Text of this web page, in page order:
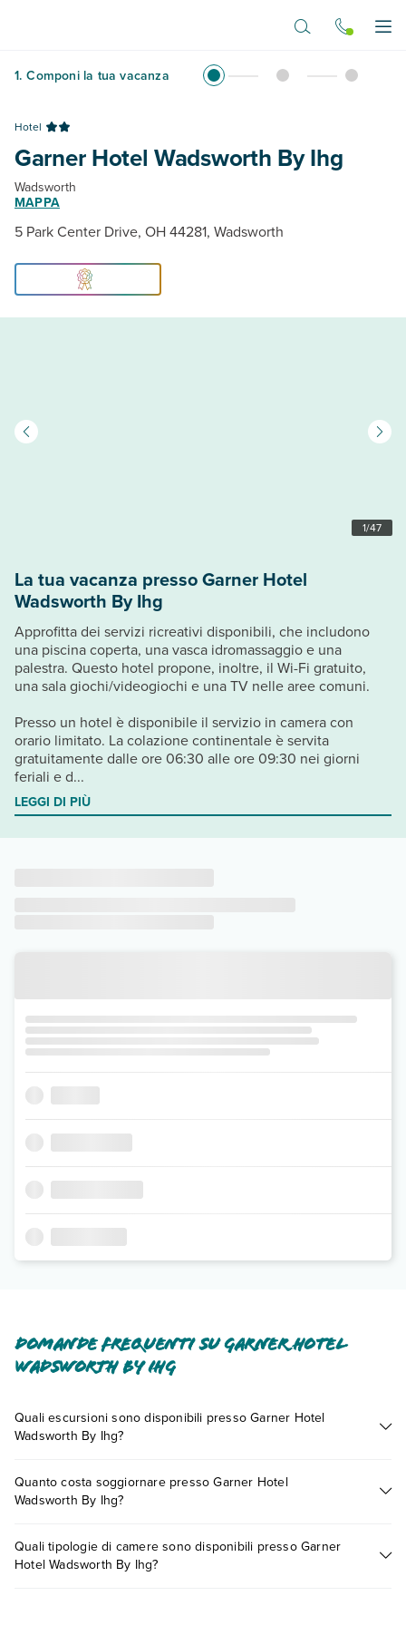
1. Componi la tua vacanza
Hotel
Garner Hotel Wadsworth By Ihg
Wadsworth
MAPPA
5 Park Center Drive, OH 44281, Wadsworth
1/47
La tua vacanza presso Garner Hotel
Wadsworth By Ihg
Approfitta dei servizi ricreativi disponibili, che includono
una piscina coperta, una vasca idromassaggio e una
palestra. Questo hotel propone, inoltre, il Wi-Fi gratuito,
una sala giochi/videogiochi e una TV nelle aree comuni.
Presso un hotel è disponibile il servizio in camera con
orario limitato. La colazione continentale è servita
gratuitamente dalle ore 06:30 alle ore 09:30 nei giorni
feriali e d...
LEGGI DI PIÙ
Domande frequenti su Garner Hotel
Wadsworth By Ihg
Quali escursioni sono disponibili presso Garner Hotel
Wadsworth By Ihg?
presso Garner Hotel Wadsworth By Ihg. Scoprile tutte nella
sezione dedicata
Quanto costa soggiornare presso Garner Hotel
Wadsworth By Ihg?
base a vari fattori (per es. date, condizioni dell'hotel, ecc). Per
consultare i prezzi, compila il motore di ricerca e scegli
Quali tipologie di camere sono disponibili presso Garner
Hotel Wadsworth By Ihg?